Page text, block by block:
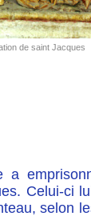
de saint Jacques
a
Celui-ci
selon